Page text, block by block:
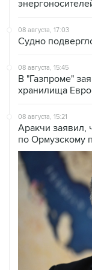
08 августа, 17:03
Судно
08 августа, 15:45
В "Газпроме"
хранилища
08 августа, 15:21
Аракчи заявил,
по Ормузскому